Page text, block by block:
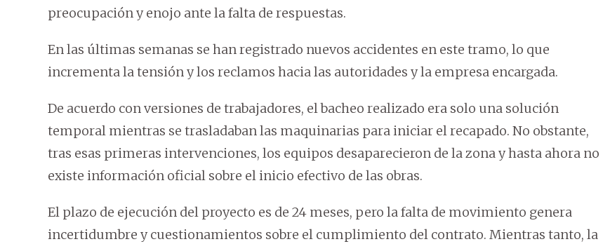
preocupación y enojo ante la falta de respuestas.
En las últimas semanas se han registrado nuevos accidentes en este tramo, lo que
incrementa la tensión y los reclamos hacia las autoridades y la empresa encargada.
De acuerdo con versiones de trabajadores, el bacheo realizado era solo una solución
temporal mientras se trasladaban las maquinarias para iniciar el recapado. No obstante,
tras esas primeras intervenciones, los equipos desaparecieron de la zona y hasta ahora no
existe información oficial sobre el inicio efectivo de las obras.
El plazo de ejecución del proyecto es de 24 meses, pero la falta de movimiento genera
incertidumbre y cuestionamientos sobre el cumplimiento del contrato. Mientras tanto, la